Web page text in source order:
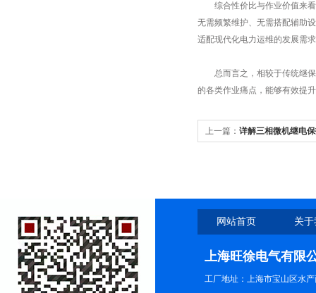
综合性价比与作业价值来看
无需频繁维护、无需搭配辅助
适配现代化电力运维的发展需
总而言之，相较于传统继保
的各类作业痛点，能够有效提
上一篇： 详解三相微机继电
网站首页 关
上海旺徐电气有限
工厂地址：上海市宝山区水产